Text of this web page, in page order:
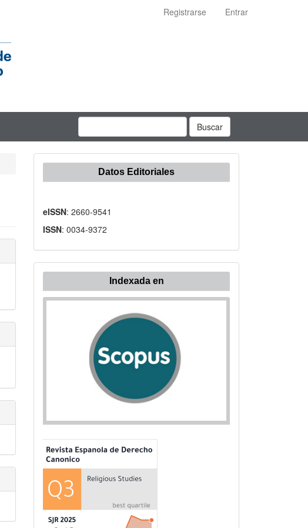
Registrarse Entrar
Buscar
Datos Editoriales
eISSN: 2660-9541
ISSN: 0034-9372
Indexada
Indexada en